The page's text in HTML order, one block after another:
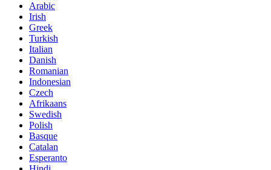
Arabic
Irish
Greek
Turkish
Italian
Danish
Romanian
Indonesian
Czech
Afrikaans
Swedish
Polish
Basque
Catalan
Esperanto